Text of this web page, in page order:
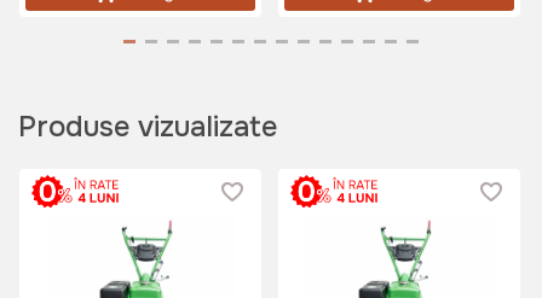
Cultivator / Prasitoare
Art:
Produse vizualizate